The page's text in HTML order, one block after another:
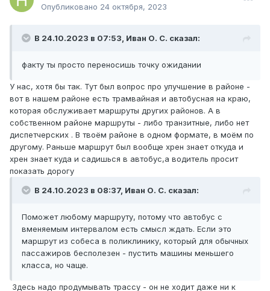
Опубликовано 24 октября, 2023
В 24.10.2023 в 07:53, Иван О. С. сказал:
факту ты просто переносишь точку ожидании
У нас, хотя бы так. Тут был вопрос про улучшение в районе -
вот в нашем районе есть трамвайная и автобусная на краю,
которая обслуживает маршруты других районов. А в
собственном районе маршруты - либо транзитные, либо нет
диспетчерских . В твоём районе в одном формате, в моём по
другому. Раньше маршрут был вообще хрен знает откуда и
хрен знает куда и садишься в автобус,а водитель просит
показать дорогу
В 24.10.2023 в 08:37, Иван О. С. сказал:
Поможет любому маршруту, потому что автобус с
вменяемым интервалом есть смысл ждать. Если это
маршрут из собеса в поликлинику, который для обычных
пассажиров бесполезен - пустить машины меньшего
класса, но чаще.
Здесь надо продумывать трассу - он не ходит даже ни к